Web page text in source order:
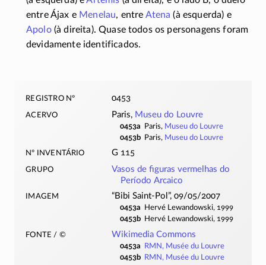
entre Ájax e Menelau, entre Atena (à esquerda) e
Apolo(à direita). Quase todos os personagens foram
devidamente identificados.
registro nº 0453
acervo Paris, Museu do Louvre
0453a Paris, Museu do Louvre
0453bParis, Museu do Louvre
nº inventário G 115
grupo
Vasos de figuras vermelhas do
Período Arcaico
imagem “Bibi Saint-Pol”, 09/05/2007
0453a Hervé Lewandowski, 1999
0453bHervé Lewandowski, 1999
fonte / © Wikimedia Commons
0453a RMN, Musée du Louvre
0453b RMN, Musée du Louvre